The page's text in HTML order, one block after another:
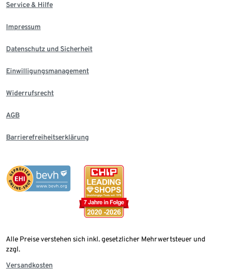
Service & Hilfe
Impressum
Datenschutz und Sicherheit
Einwilligungsmanagement
Widerrufsrecht
AGB
Barrierefreiheitserklärung
Alle Preise verstehen sich inkl. gesetzlicher Mehrwertsteuer und
zzgl.
Versandkosten